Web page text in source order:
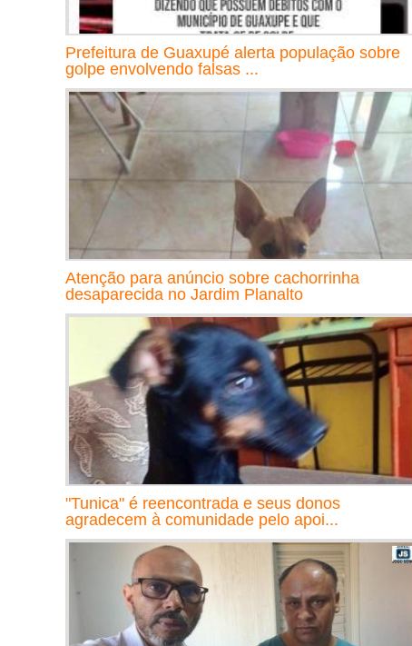
Prefeitura de Guaxupé alerta população sobre
golpe envolvendo falsas ...
Atenção para anúncio sobre cachorrinha
desaparecida no Jardim Planalto
"Tunica" é reencontrada e seus donos
agradecem à comunidade pelo apoi...